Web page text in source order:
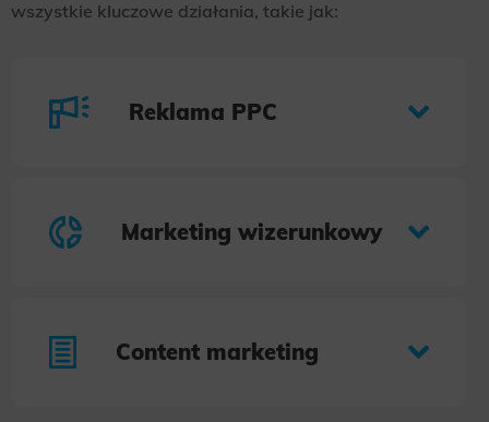
wszystkie kluczowe działania, takie jak:
Reklama PPC
Marketing wizerunkowy
Content marketing